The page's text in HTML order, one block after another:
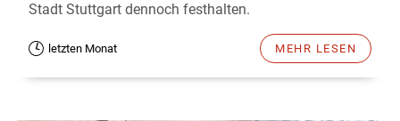
Stadt Stuttgart dennoch festhalten.
letzten Monat MEHR LESEN